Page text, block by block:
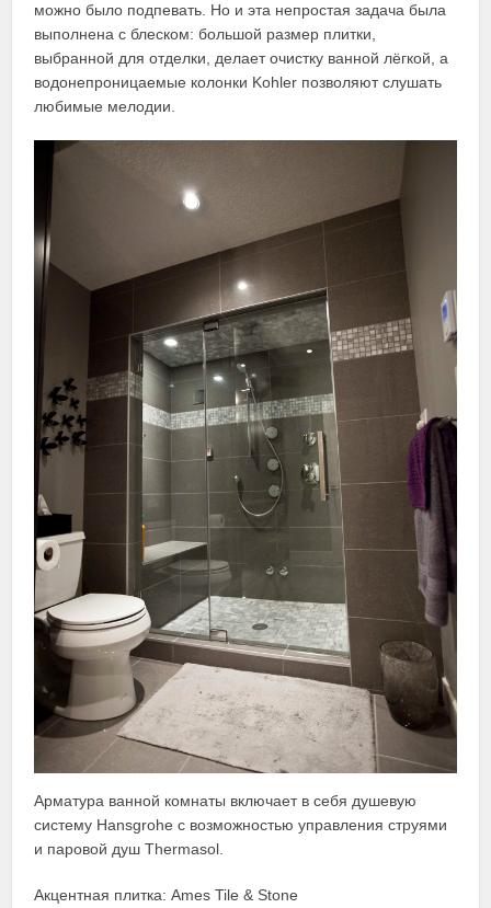
можно было подпевать. Но и эта непростая задача была
выполнена с блеском: большой размер плитки,
выбранной для отделки, делает очистку ванной лёгкой, а
водонепроницаемые колонки Kohler позволяют слушать
любимые мелодии.
Арматура ванной комнаты включает в себя душевую
систему Hansgrohe с возможностью управления струями
и паровой душ Thermasol.
Акцентная плитка: Ames Tile & Stone